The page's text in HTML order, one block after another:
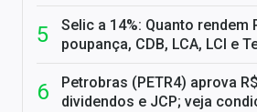
Selic a 14%: Quanto rendem
poupança, CDB, LCA, LCI e
Petrobras (PETR4) aprova
dividendos e JCP; veja